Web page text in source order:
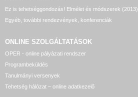
Ez is tehetséggondozás! Elmélet és módszerek (2013)
Egyéb, további rendezvények, konferenciák
ONLINE SZOLGÁLTATÁSOK
OPER - online pályázati rendszer
Programbeküldés
Tanulmányi versenyek
Tehetség hálózat – online adatkezelő